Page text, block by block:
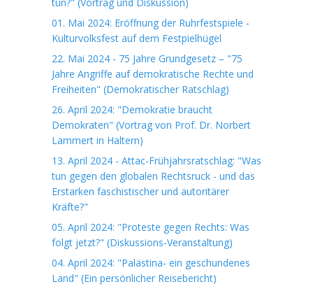
01. Mai 2024: Eröffnung der Ruhrfestspiele -
Kulturvolksfest auf dem Festpielhügel
22. Mai 2024 - 75 Jahre Grundgesetz – "75
Jahre Angriffe auf demokratische Rechte und
Freiheiten" (Demokratischer Ratschlag)
26. April 2024: "Demokratie braucht
Demokraten" (Vortrag von Prof. Dr. Norbert
Lammert in Haltern)
13. April 2024 - Attac-Frühjahrsratschlag: "Was
tun gegen den globalen Rechtsruck - und das
Erstarken faschistischer und autoritärer
Kräfte?"
05. April 2024: "Proteste gegen Rechts: Was
folgt jetzt?" (Diskussions-Veranstaltung)
04. April 2024: "Palästina- ein geschundenes
Land" (Ein persönlicher Reisebericht)